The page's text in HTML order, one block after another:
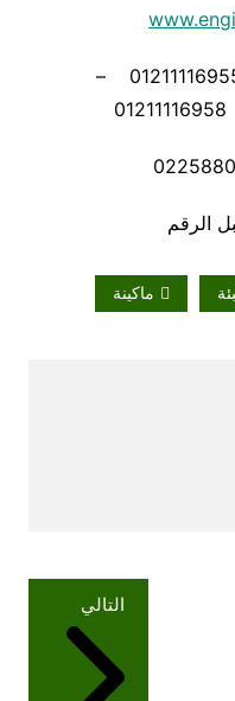
موبايل: 01211116954 – 01211116955 –
ماكينة
التالي